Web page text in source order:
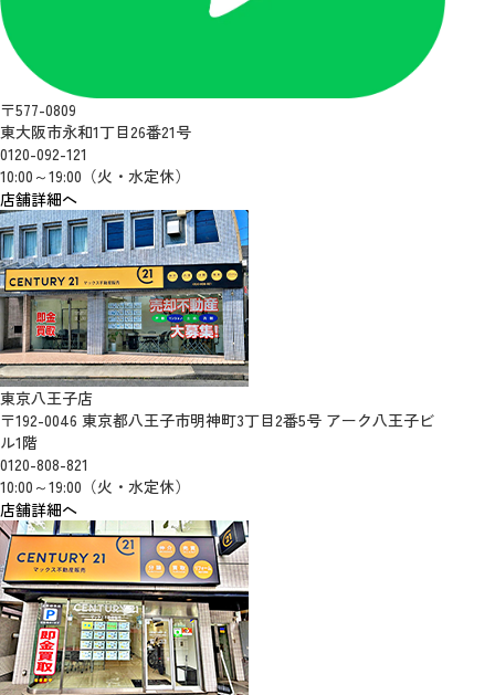
〒577-0809
東大阪市永和1丁目26番21号
0120-092-121
10:00～19:00（火・水定休）
店舗詳細へ
東京八王子店
〒192-0046 東京都八王子市明神町3丁目2番5号 アーク八王子ビ
ル1階
0120-808-821
10:00～19:00（火・水定休）
店舗詳細へ